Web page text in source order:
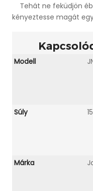
Tehát ne feküdjön
kényeztesse
Modell
Súly
Márka